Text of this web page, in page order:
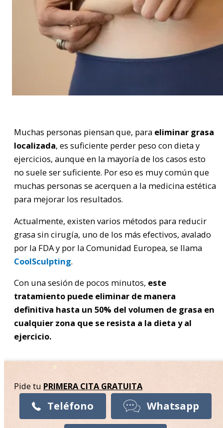
Muchas personas piensan que, para eliminar grasa
localizada, es suficiente perder peso con dieta y
ejercicios, aunque en la mayoría de los casos esto
no suele ser suficiente. Por eso es muy común que
muchas personas se acerquen a la medicina estética
para mejorar los resultados.
Actualmente, existen varios métodos para reducir
grasa sin cirugía, uno de los más efectivos, avalado
por la FDA y por la Comunidad Europea, se llama
CoolSculpting.
Con una sesión de pocos minutos, este
tratamiento puede eliminar de manera
definitiva hasta un 50% del volumen de grasa en
cualquier zona que se resista a la dieta y al
ejercicio.
Pide tu PRIMERA CITAGRATUITA
Teléfono Whatsapp